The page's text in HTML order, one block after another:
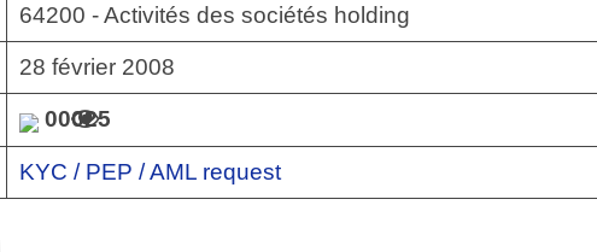
64200 - Activités des sociétés holding
28 février 2008
00025
KYC / PEP / AML request